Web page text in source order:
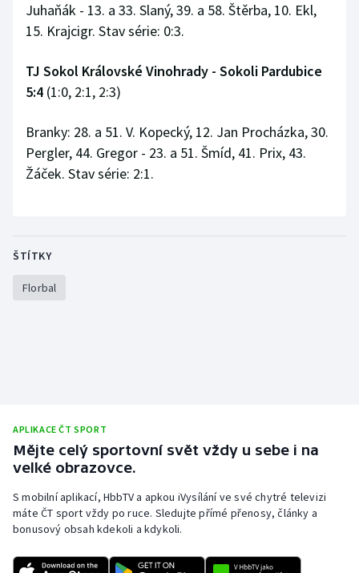
Juhaňák - 13. a 33. Slaný, 39. a 58. Štěrba, 10. Ekl,
15. Krajcigr. Stav série: 0:3.
TJ Sokol Královské Vinohrady - Sokoli Pardubice
5:4 (1:0, 2:1, 2:3)
Branky: 28. a 51. V. Kopecký, 12. Jan Procházka, 30.
Pergler, 44. Gregor - 23. a 51. Šmíd, 41. Prix, 43.
Žáček. Stav série: 2:1.
ŠTÍTKY
Florbal
APLIKACE ČT SPORT
Mějte celý sportovní svět vždy u sebe i na
velké obrazovce.
S mobilní aplikací, HbbTV a apkou iVysílání ve své chytré televizi
máte ČT sport vždy po ruce. Sledujte přímé přenosy, články a
bonusový obsah kdekoli a kdykoli.